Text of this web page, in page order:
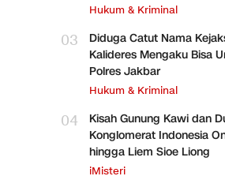
Hukum & Kriminal
03
Diduga Catut Nama
Kalideres Mengaku Bisa
Polres Jakbar
Hukum & Kriminal
04
Kisah Gunung Kawi dan
Konglomerat Indonesia
hingga Liem Sioe Liong
iMisteri